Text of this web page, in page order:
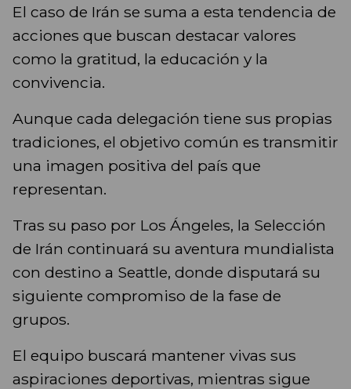
El caso de Irán se suma a esta tendencia de
acciones que buscan destacar valores
como la gratitud, la educación y la
convivencia.
Aunque cada delegación tiene sus propias
tradiciones, el objetivo común es transmitir
una imagen positiva del país que
representan.
Tras su paso por Los Ángeles, la Selección
de Irán continuará su aventura mundialista
con destino a Seattle, donde disputará su
siguiente compromiso de la fase de
grupos.
El equipo buscará mantener vivas sus
aspiraciones deportivas, mientras sigue